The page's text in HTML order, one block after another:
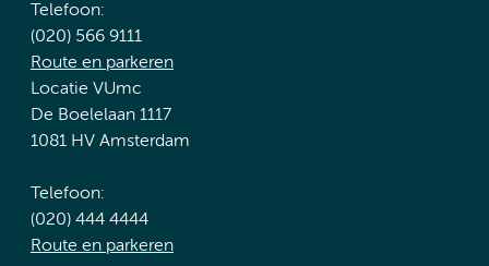
Telefoon:
(020) 566 9111
Route en parkeren
Locatie VUmc
De Boelelaan 1117
1081 HV Amsterdam
Telefoon:
(020) 444 4444
Route en parkeren